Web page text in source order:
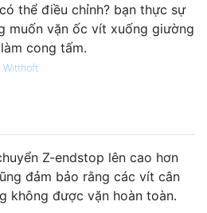
thể điều chỉnh? bạn thực sự
muốn vặn ốc vít xuống giường
cong tấm.
Witthoft
Z-endstop lên cao hơn
đảm bảo rằng các vít cân
không được vặn hoàn toàn.